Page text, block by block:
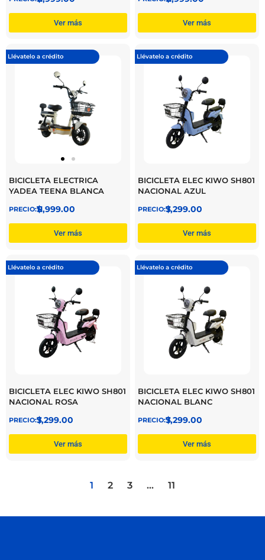
Ver más Ver más
Llévatelo a crédito
BICICLETA ELECTRICA
YADEA TEENA BLANCA
$
11,999.00
Ver más
Llévatelo a crédito
BICICLETA ELEC KIWO SH801
NACIONAL AZUL
$
7,299.00
Ver más
Llévatelo a crédito
BICICLETA ELEC KIWO SH801
NACIONAL ROSA
$
7,299.00
Ver más
Llévatelo a crédito
BICICLETA ELEC KIWO SH801
NACIONAL BLANC
$
7,299.00
Ver más
1 2 3 … 11